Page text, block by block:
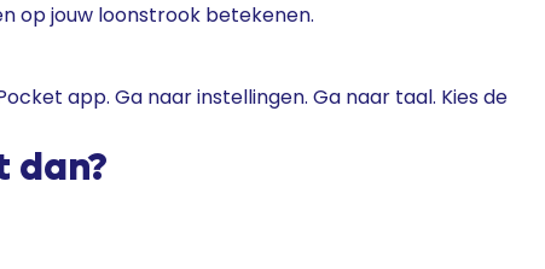
op jouw loonstrook betekenen.
app. Ga naar instellingen. Ga naar taal. Kies de
dan?